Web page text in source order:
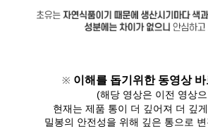
※ 이해를 돕기위한 동영상 바
(해당 영상은 이전 영상으
현재는 제품 통이 더 깊어져 더 깊
밀봉의 안전성을 위해 깊은 통으로